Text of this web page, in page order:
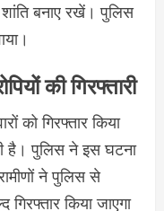
बनाए रखें। पुलिस
की गिरफ्तारी
को गिरफ्तार किया
है। पुलिस ने इस घटना
ने पुलिस से
किया जाएगा